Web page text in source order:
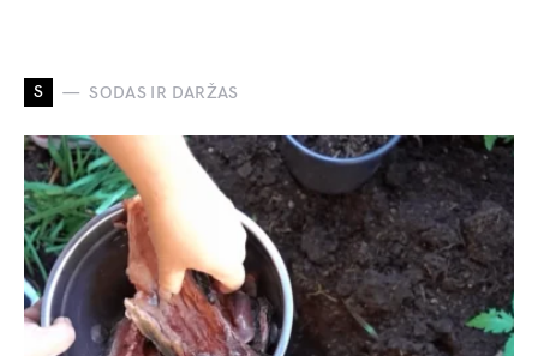
S SODAS IR DARŽAS